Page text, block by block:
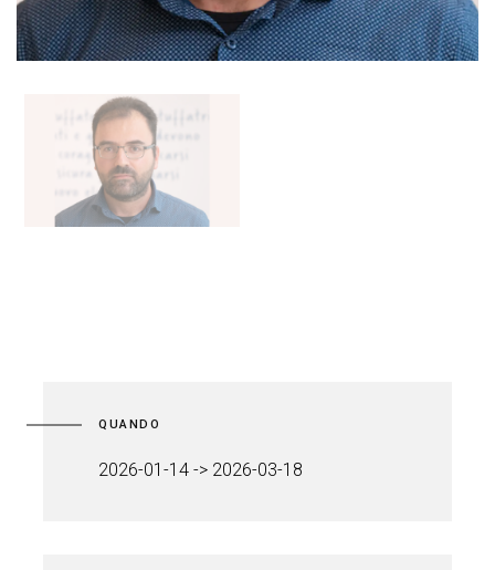
QUANDO
2026-01-14 -> 2026-03-18